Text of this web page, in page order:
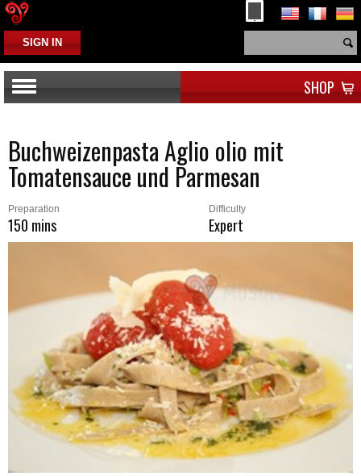
SIGN IN
SHOP
Buchweizenpasta Aglio olio mit
Tomatensauce und Parmesan
Preparation
150 mins
Difficulty
Expert